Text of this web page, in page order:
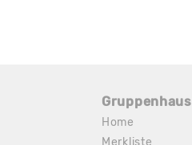
Gruppenhaus
Home
Merkliste